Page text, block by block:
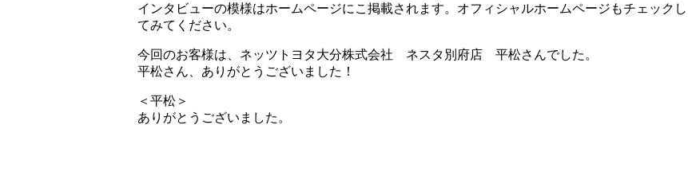
インタビューの模様はホームページにこ掲載されます。オフィシャルホームページもチェックし
てみてください。
今回のお客様は、ネッツトヨタ大分株式会社 ネスタ別府店 平松さんでした。
平松さん、ありがとうございました！
＜平松＞
ありがとうございました。